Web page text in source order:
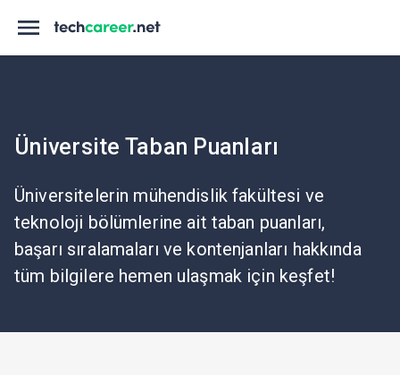
Üniversite Taban Puanları
Üniversitelerin mühendislik fakültesi ve
teknoloji bölümlerine ait taban puanları,
başarı sıralamaları ve kontenjanları hakkında
tüm bilgilere hemen ulaşmak için keşfet!